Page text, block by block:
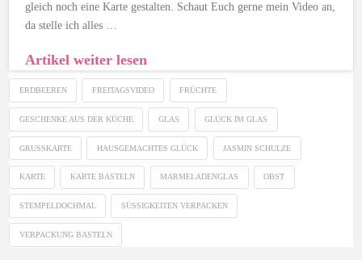
gleich noch eine Karte gestalten. Schaut Euch gerne mein Video an,
da stelle ich alles …
Artikel weiter lesen
ERDBEEREN FREITAGSVIDEO FRÜCHTE
GESCHENKE AUS DER KÜCHE GLAS GLÜCK IM GLAS
GRUSSKARTE HAUSGEMACHTES GLÜCK JASMIN SCHULZE
KARTE KARTE BASTELN MARMELADENGLAS OBST
STEMPELDOCHMAL SÜSSIGKEITEN VERPACKEN
VERPACKUNG BASTELN